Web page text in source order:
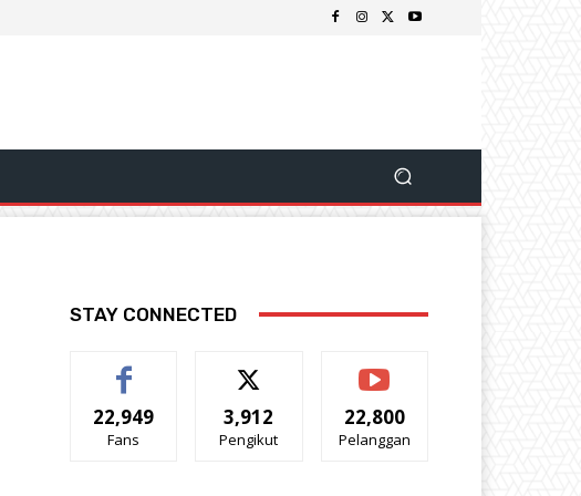
STAY CONNECTED
22,949
Fans
3,912
Pengikut
22,800
Pelanggan